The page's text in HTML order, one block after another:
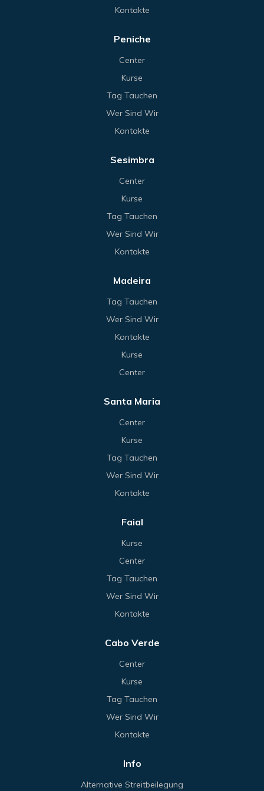
Kontakte
Peniche
Center
Kurse
Tag Tauchen
Wer Sind Wir
Kontakte
Sesimbra
Center
Kurse
Tag Tauchen
Wer Sind Wir
Kontakte
Madeira
Tag Tauchen
Wer Sind Wir
Kontakte
Kurse
Center
Santa Maria
Center
Kurse
Tag Tauchen
Wer Sind Wir
Kontakte
Faial
Kurse
Center
Tag Tauchen
Wer Sind Wir
Kontakte
Cabo Verde
Center
Kurse
Tag Tauchen
Wer Sind Wir
Kontakte
Info
Alternative Streitbeilegung